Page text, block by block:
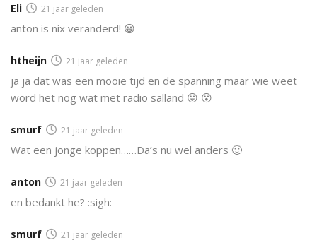
Eli 21 jaar geleden
anton is nix veranderd! 😀
htheijn 21 jaar geleden
ja ja dat was een mooie tijd en de spanning maar wie weet
word het nog wat met radio salland 😛 😮
smurf 21 jaar geleden
Wat een jonge koppen……Da’s nu wel anders 🙂
anton 21 jaar geleden
en bedankt he? :sigh:
smurf 21 jaar geleden